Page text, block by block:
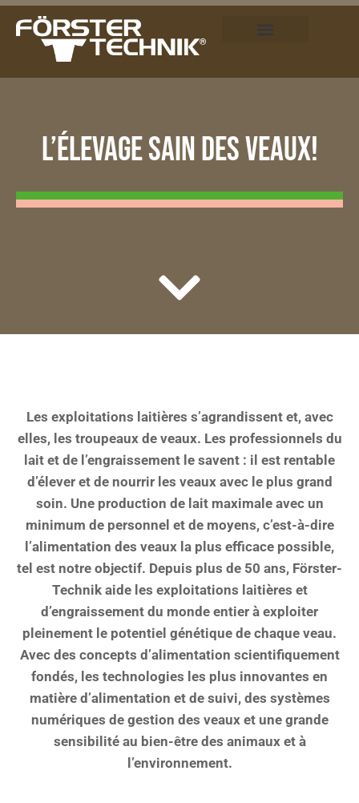
L’ÉLEVAGE SAIN DES VEAUX!
Les exploitations laitières s’agrandissent et, avec
elles, les troupeaux de veaux. Les professionnels du
lait et de l’engraissement le savent : il est rentable
d’élever et de nourrir les veaux avec le plus grand
soin. Une production de lait maximale avec un
minimum de personnel et de moyens, c’est-à-dire
l’alimentation des veaux la plus efficace possible,
tel est notre objectif. Depuis plus de 50 ans, Förster-
Technik aide les exploitations laitières et
d’engraissement du monde entier à exploiter
pleinement le potentiel génétique de chaque veau.
Avec des concepts d’alimentation scientifiquement
fondés, les technologies les plus innovantes en
matière d’alimentation et de suivi, des systèmes
numériques de gestion des veaux et une grande
sensibilité au bien-être des animaux et à
l’environnement.